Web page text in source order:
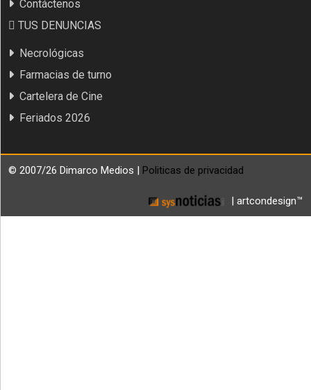
Contáctenos
TUS DENUNCIAS
Necrológicas
Farmacias de turno
Cartelera de Cine
Feriados 2026
© 2007/26 Dimarco Medios | Politicas de privacidad
| artcondesign™